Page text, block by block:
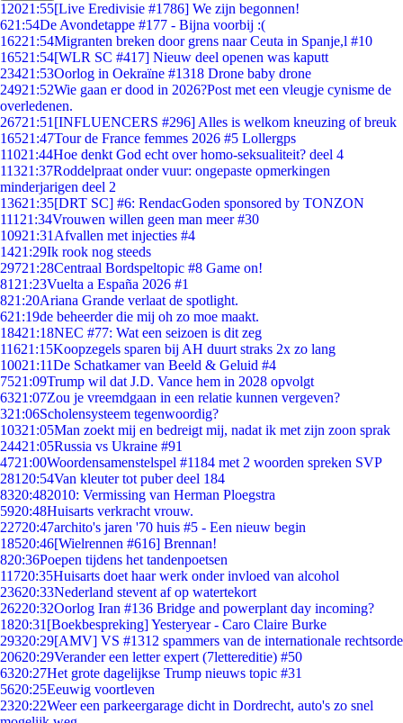
12021:55[Live Eredivisie #1786] We zijn begonnen!
621:54De Avondetappe #177 - Bijna voorbij :(
16221:54Migranten breken door grens naar Ceuta in Spanje,l #10
16521:54[WLR SC #417] Nieuw deel openen was kaputt
23421:53Oorlog in Oekraïne #1318 Drone baby drone
24921:52Wie gaan er dood in 2026?Post met een vleugje cynisme de
overledenen.
26721:51 [INFLUENCERS #296] Alles is welkom kneuzing of breuk
16521:47Tour de France femmes 2026 #5 Lollergps
11021:44Hoe denkt God echt over homo-seksualiteit? deel 4
11321:37Roddelpraat onder vuur: ongepaste opmerkingen
minderjarigen deel 2
13621:35[DRT SC] #6: RendacGoden sponsored by TONZON
111 21:34Vrouwen willen geen man meer #30
10921:31 Afvallen met injecties #4
1421:29Ik rook nog steeds
29721:28Centraal Bordspeltopic #8 Game on!
81 21:23Vuelta a España 2026 #1
821:20Ariana Grande verlaat de spotlight.
621:19de beheerder die mij oh zo moe maakt.
18421:18NEC #77: Wat een seizoen is dit zeg
11621:15Koopzegels sparen bij AH duurt straks 2x zo lang
10021:11De Schatkamer van Beeld & Geluid #4
7521:09Trump wil dat J.D. Vance hem in 2028 opvolgt
6321:07Zou je vreemdgaan in een relatie kunnen vergeven?
321:06Scholensysteem tegenwoordig?
10321:05Man zoekt mij en bedreigt mij, nadat ik met zijn zoon sprak
24421:05Russia vs Ukraine #91
4721:00Woordensamenstelspel #1184 met 2 woorden spreken SVP
281 20:54Van kleuter tot puber deel 184
8320:482010: Vermissing van Herman Ploegstra
5920:48Huisarts verkracht vrouw.
22720:47archito's jaren '70 huis #5 - Een nieuw begin
18520:46[Wielrennen #616] Brennan!
820:36Poepen tijdens het tandenpoetsen
11720:35Huisarts doet haar werk onder invloed van alcohol
23620:33Nederland stevent af op watertekort
26220:32Oorlog Iran #136 Bridge and powerplant day incoming?
1820:31 [Boekbespreking] Yesteryear - Caro Claire Burke
29320:29[AMV] VS #1312 spammers van de internationale rechtsorde
20620:29Verander een letter expert (7lettereditie) #50
6320:27Het grote dagelijkse Trump nieuws topic #31
5620:25Eeuwig voortleven
2320:22Weer een parkeergarage dicht in Dordrecht, auto's zo snel